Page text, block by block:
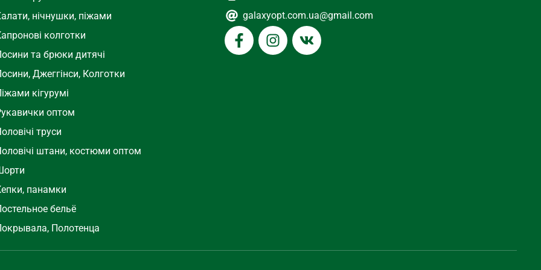
нічнушки, піжами
колготки
та брюки дитячі
Джеггінси, Колготки
кігурумі
оптом
труси
штани, костюми оптом
панамки
бельё
Полотенца
galaxyopt.com.ua@gmail.com